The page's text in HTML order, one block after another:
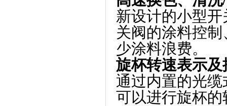
新设计的小型
关阀的涂料控
少涂料浪费。
旋杯转速表示及
通过内置的光
可以进行旋杯